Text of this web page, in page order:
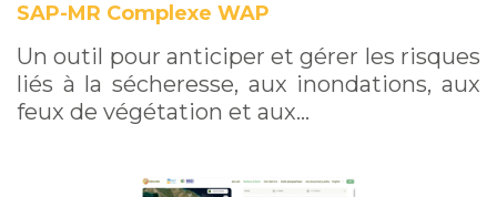
SAP-MR Complexe WAP
Un outil pour anticiper et gérer les risques
liés à la sécheresse, aux inondations, aux
feux de végétation et aux…